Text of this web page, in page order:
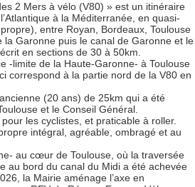
2 Mers à vélo (V80) » est un itinéraire
à la Méditerranée, en quasi-
entre Royan, Bordeaux, Toulouse
la Garonne puis le canal de Garonne et le
en sections de 30 à 50km.
-limite de la Haute-Garonne- à Toulouse
correspond à la partie nord de la V80 en
(20 ans) de 25km qui a été
et le Conseil Général.
les cyclistes, et praticable à roller.
intégral, agréable, ombragé et au
au cœur de Toulouse, où la traversée
au bord du canal du Midi a été achevée
la Mairie aménage l’axe en